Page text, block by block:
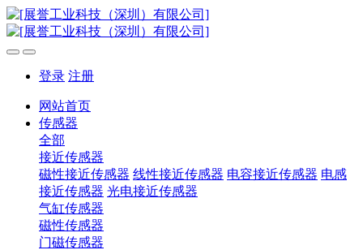
登录 注册
网站首页
传感器
全部
接近传感器
磁性接近传感器 线性接近传感器 电容接近传感器 电感
接近传感器 光电接近传感器
气缸传感器
磁性传感器
门磁传感器